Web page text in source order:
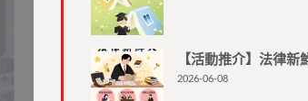
【活動推介】法律新
2026-06-08